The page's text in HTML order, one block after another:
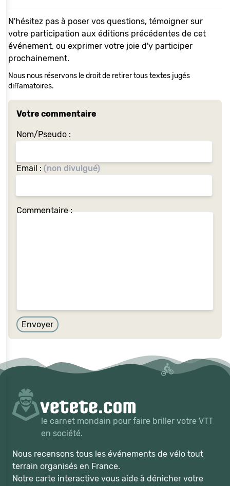
N'hésitez pas à poser vos questions, témoigner sur
votre participation aux éditions précédentes de cet
événement, ou exprimer votre joie d'y participer
prochainement.
Nous nous réservons le droit de retirer tous textes jugés
diffamatoires.
Votre commentaire
Nom/Pseudo :
Email : (non divulgué)
Commentaire :
Envoyer
le carnet mondain pour faire briller votre VTT
en société.
Nous recensons tous les événements de vélo tout
terrain organisés en France.
Notre carte interactive vous aide à dénicher votre